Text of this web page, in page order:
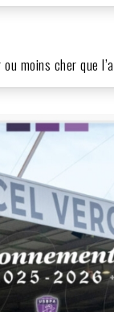
moins cher que